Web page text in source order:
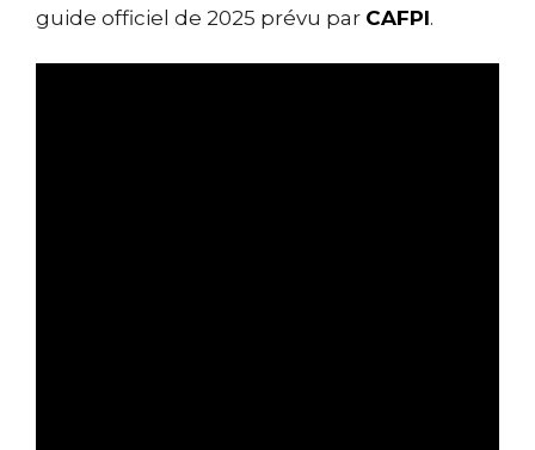
guide officiel de 2025 prévu par CAFPI.